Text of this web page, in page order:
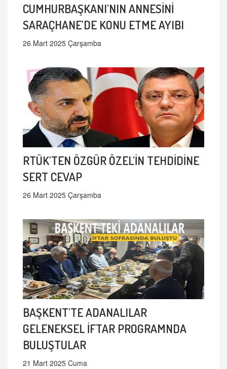
CUMHURBAŞKANI'NIN ANNESİNİ
SARAÇHANE'DE KONU ETME AYIBI
26 Mart 2025 Çarşamba
RTÜK'TEN ÖZGÜR ÖZEL'İN TEHDİDİNE
SERT CEVAP
26 Mart 2025 Çarşamba
BAŞKENT'TE ADANALILAR
GELENEKSEL İFTAR PROGRAMNDA
BULUŞTULAR
21 Mart 2025 Cuma